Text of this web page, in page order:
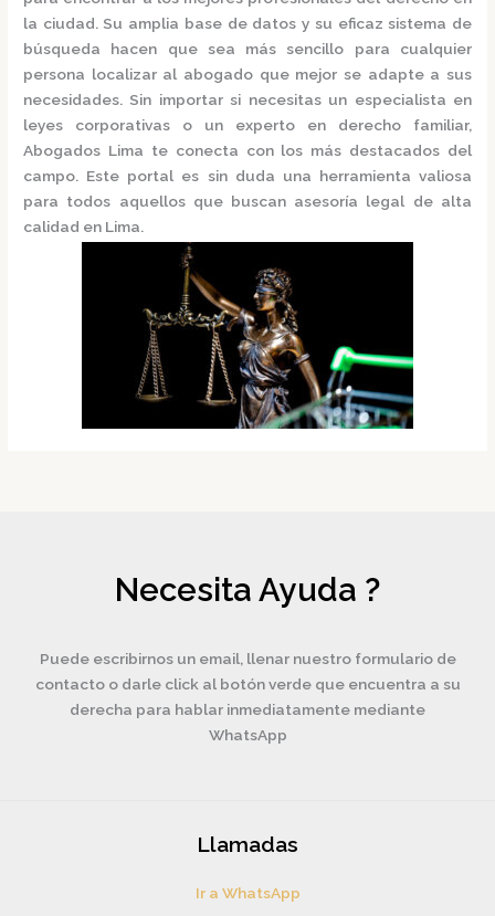
la ciudad. Su amplia base de datos y su eficaz sistema de
búsqueda hacen que sea más sencillo para cualquier
persona localizar al abogado que mejor se adapte a sus
necesidades. Sin importar si necesitas un especialista en
leyes corporativas o un experto en derecho familiar,
Abogados Lima te conecta con los más destacados del
campo. Este portal es sin duda una herramienta valiosa
para todos aquellos que buscan asesoría legal de alta
calidad en Lima.
Necesita Ayuda ?
Puede escribirnos un email, llenar nuestro formulario de
contacto o darle click al botón verde que encuentra a su
derecha para hablar inmediatamente mediante
WhatsApp
Llamadas
Ir a WhatsApp